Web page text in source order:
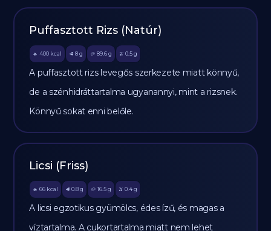
Puffasztott Rizs (Natúr)
🔥 400 kcal 🥩 8 g 🥔 89.6g 🫒 0.5 g
A puffasztott rizs levegős szerkezete miatt könnyű,
de a szénhidráttartalma ugyanannyi, mint a rizsnek.
Könnyű sokat enni belőle.
Licsi (Friss)
🔥 66 kcal 🥩 0.8 g 🥔 16.5g 🫒 0.4 g
A licsi egzotikus gyümölcs, édes ízű, és magas a
víztartalma. A cukortartalma miatt nem lehet